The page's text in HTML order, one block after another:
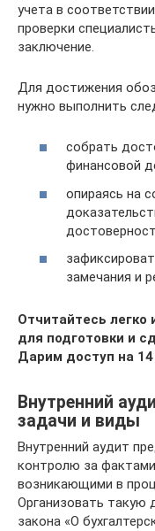
учета в
проверки
заключение.
Для достижения
нужно выполнить
собрать
финансовой
опираясь на
замечания и
Отчитайтесь легко
для подготовки и
Дарим доступ на
Внутренний
задачи и виды
Внутренний аудит
контролю за
возникающими в
Организовать такую
закона «О